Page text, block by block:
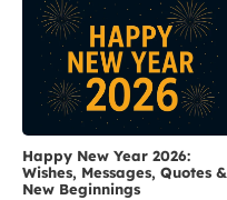
Happy New Year 2026:
Wishes, Messages, Quotes &
New Beginnings